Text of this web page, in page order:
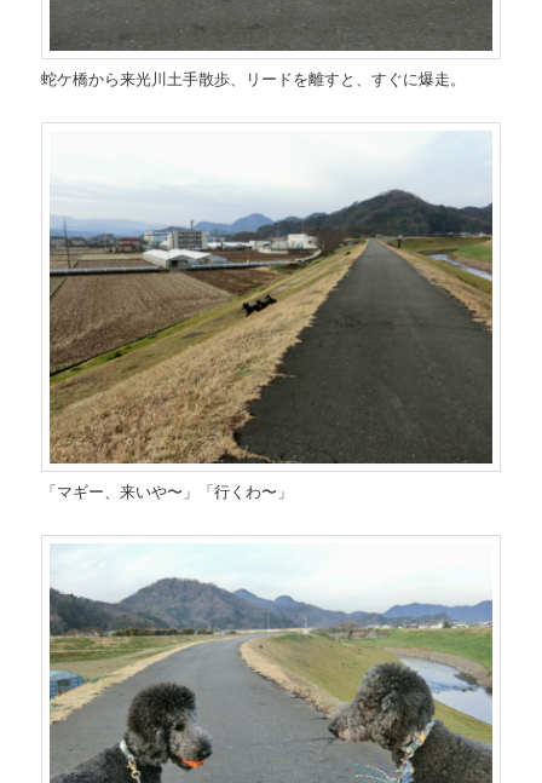
蛇ケ橋から来光川土手散歩、リードを離すと、すぐに爆走。
「マギー、来いや〜」「行くわ〜」